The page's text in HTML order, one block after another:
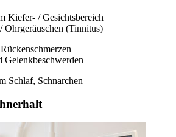
Kiefer- / Gesichtsbereich
Ohrgeräuschen (Tinnitus)
Gelenkbeschwerden
Schlaf, Schnarchen